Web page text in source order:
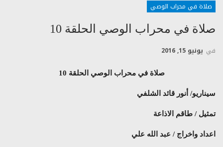
صلاة في محراب الوصي
صلاة في محراب الوصي الحلقة 10
في يونيو 15, 2016
صلاة في محراب الوصي الحلقة 10
سيناريو/ أنور قائد الشلفي
تمثيل / طاقم الاذاعة
اعداد واخراج / عبد الله علي